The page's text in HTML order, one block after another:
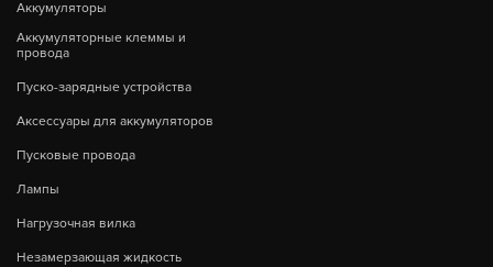
Аккумуляторы
Аккумуляторные клеммы и
провода
Пуско-зарядные устройства
Аксессуары для аккумуляторов
Пусковые провода
Лампы
Нагрузочная вилка
Незамерзающая жидкость